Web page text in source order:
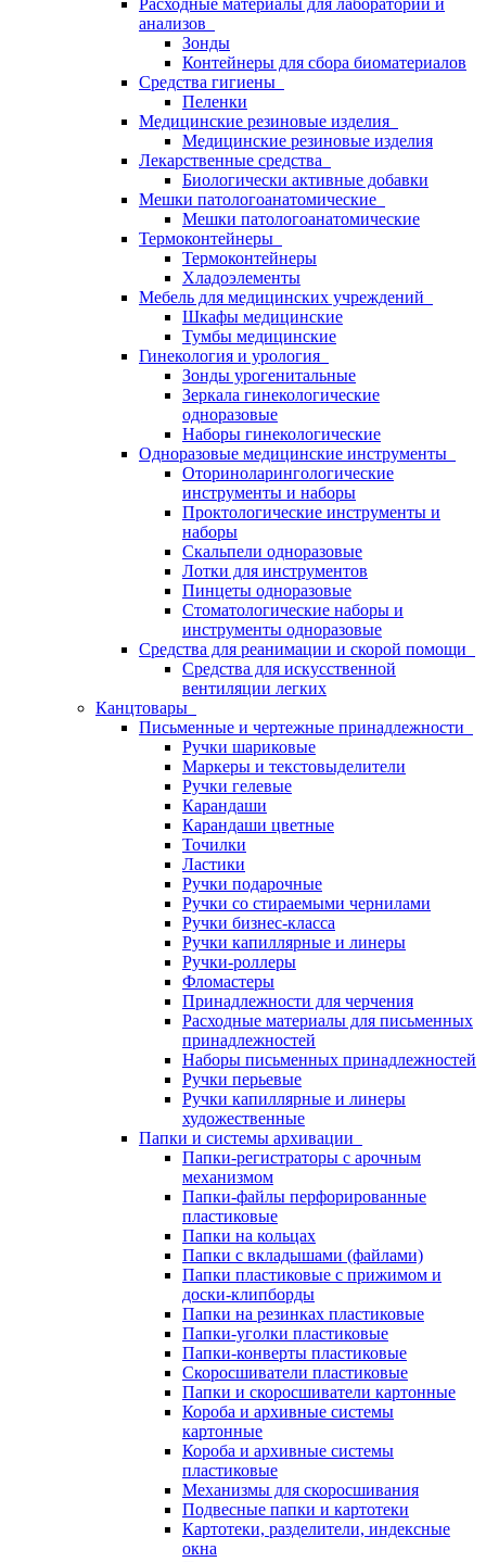
Расходные материалы для лаборатории и
анализов
Зонды
Контейнеры для сбора биоматериалов
Средства гигиены
Пеленки
Медицинские резиновые изделия
Медицинские резиновые изделия
Лекарственные средства
Биологически активные добавки
Мешки патологоанатомические
Мешки патологоанатомические
Термоконтейнеры
Термоконтейнеры
Хладоэлементы
Мебель для медицинских учреждений
Шкафы медицинские
Тумбы медицинские
Гинекология и урология
Зонды урогенитальные
Зеркала гинекологические
одноразовые
Наборы гинекологические
Одноразовые медицинские инструменты
Оториноларингологические
инструменты и наборы
Проктологические инструменты и
наборы
Скальпели одноразовые
Лотки для инструментов
Пинцеты одноразовые
Стоматологические наборы и
инструменты одноразовые
Средства для реанимации и скорой помощи
Средства для искусственной
вентиляции легких
Канцтовары
Письменные и чертежные принадлежности
Ручки шариковые
Маркеры и текстовыделители
Ручки гелевые
Карандаши
Карандаши цветные
Точилки
Ластики
Ручки подарочные
Ручки со стираемыми чернилами
Ручки бизнес-класса
Ручки капиллярные и линеры
Ручки-роллеры
Фломастеры
Принадлежности для черчения
Расходные материалы для письменных
принадлежностей
Наборы письменных принадлежностей
Ручки перьевые
Ручки капиллярные и линеры
художественные
Папки и системы архивации
Папки-регистраторы с арочным
механизмом
Папки-файлы перфорированные
пластиковые
Папки на кольцах
Папки с вкладышами (файлами)
Папки пластиковые с прижимом и
доски-клипборды
Папки на резинках пластиковые
Папки-уголки пластиковые
Папки-конверты пластиковые
Скоросшиватели пластиковые
Папки и скоросшиватели картонные
Короба и архивные системы
картонные
Короба и архивные системы
пластиковые
Механизмы для скоросшивания
Подвесные папки и картотеки
Картотеки, разделители, индексные
окна